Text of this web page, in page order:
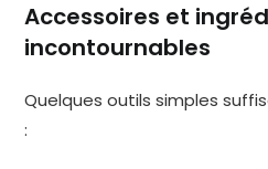
Accessoires et
incontournables
Quelques outils simples
: